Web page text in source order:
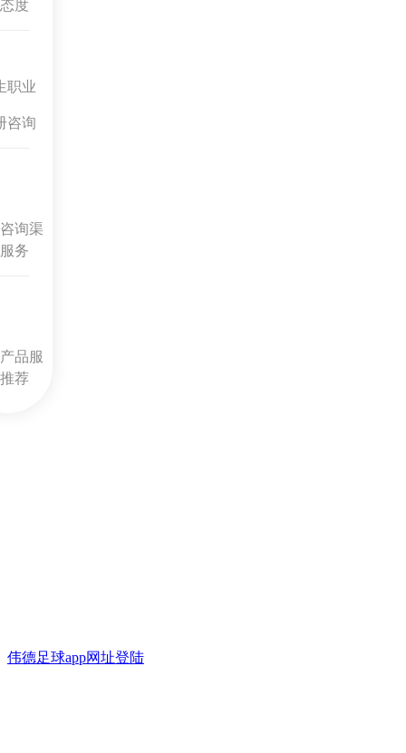
度
职业
咨询
询渠
务
品服
荐
伟德足球app网址登陆